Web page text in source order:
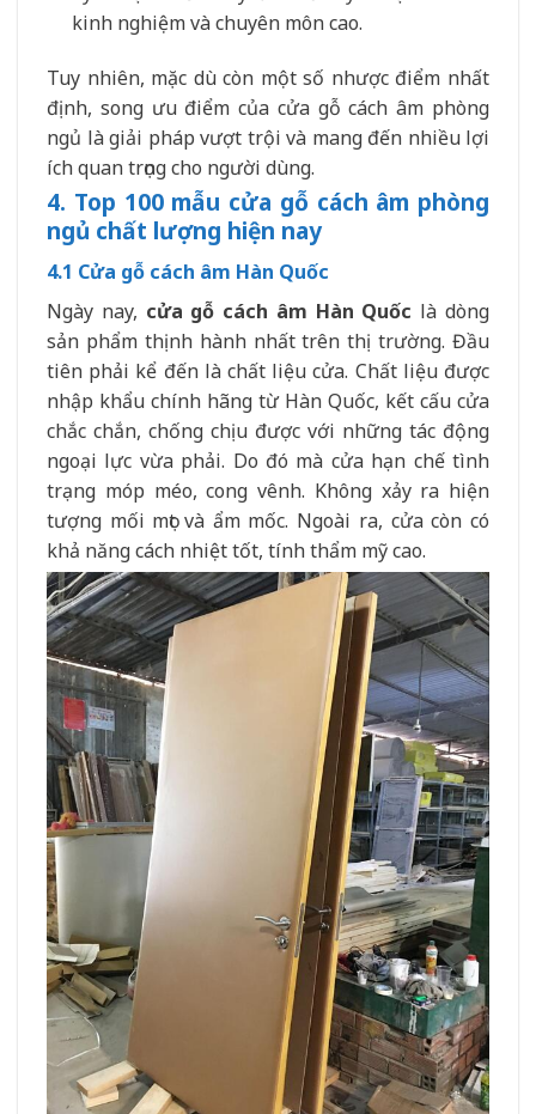
kinh nghiệm và chuyên môn cao.
Tuy nhiên, mặc dù còn một số nhược điểm nhất
định, song ưu điểm của cửa gỗ cách âm phòng
ngủ là giải pháp vượt trội và mang đến nhiều lợi
ích quan trọng cho người dùng.
4. Top 100 mẫu cửa gỗ cách âm phòng
ngủ chất lượng hiện nay
4.1 Cửa gỗ cách âm Hàn Quốc
Ngày nay, cửa gỗ cách âm Hàn Quốc là dòng
sản phẩm thịnh hành nhất trên thị trường. Đầu
tiên phải kể đến là chất liệu cửa. Chất liệu được
nhập khẩu chính hãng từ Hàn Quốc, kết cấu cửa
chắc chắn, chống chịu được với những tác động
ngoại lực vừa phải. Do đó mà cửa hạn chế tình
trạng móp méo, cong vênh. Không xảy ra hiện
tượng mối mọt và ẩm mốc. Ngoài ra, cửa còn có
khả năng cách nhiệt tốt, tính thẩm mỹ cao.